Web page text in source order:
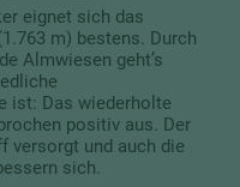
eignet sich das
m) bestens. Durch
Almwiesen geht’s
ist: Das wiederholte
positiv aus. Der
versorgt und auch die
sich.